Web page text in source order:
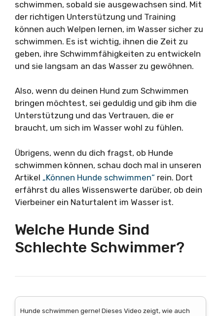
schwimmen, sobald sie ausgewachsen sind. Mit
der richtigen Unterstützung und Training
können auch Welpen lernen, im Wasser sicher zu
schwimmen. Es ist wichtig, ihnen die Zeit zu
geben, ihre Schwimmfähigkeiten zu entwickeln
und sie langsam an das Wasser zu gewöhnen.
Also, wenn du deinen Hund zum Schwimmen
bringen möchtest, sei geduldig und gib ihm die
Unterstützung und das Vertrauen, die er
braucht, um sich im Wasser wohl zu fühlen.
Übrigens, wenn du dich fragst, ob Hunde
schwimmen können, schau doch mal in unseren
Artikel „Können Hunde schwimmen“ rein. Dort
erfährst du alles Wissenswerte darüber, ob dein
Vierbeiner ein Naturtalent im Wasser ist.
Welche Hunde Sind
Schlechte Schwimmer?
Hunde schwimmen gerne! Dieses Video zeigt, wie auch